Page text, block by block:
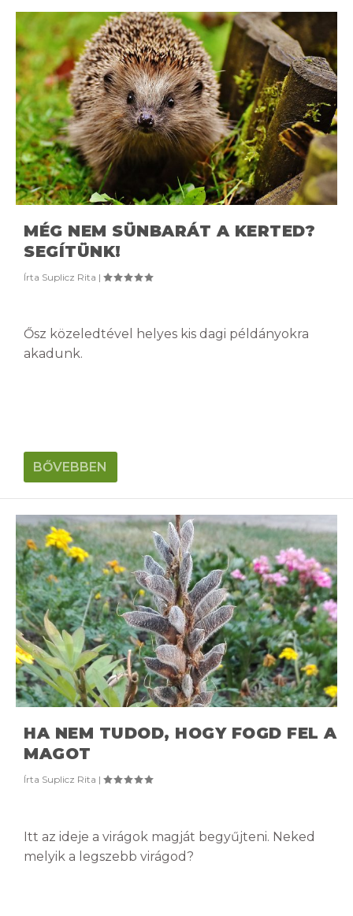
MÉG NEM SÜNBARÁT A KERTED?
SEGÍTÜNK!
Írta Suplicz Rita |
Ősz közeledtével helyes kis dagi példányokra
akadunk.
BŐVEBBEN
HA NEM TUDOD, HOGY FOGD FEL A
MAGOT
Írta Suplicz Rita |
Itt az ideje a virágok magját begyűjteni. Neked
melyik a legszebb virágod?